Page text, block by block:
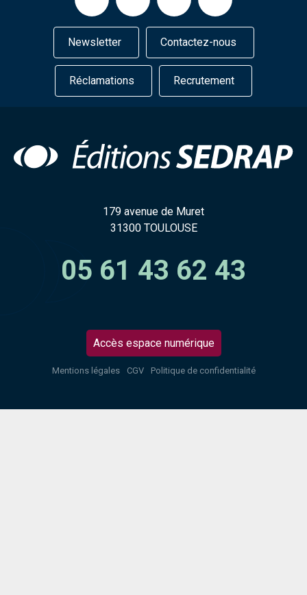
Newsletter Contactez-nous
Réclamations Recrutement
179 avenue de Muret
31300 TOULOUSE
05 61 43 62 43
Accès espace numérique
Mentions légales CGV Politique de confidentialité